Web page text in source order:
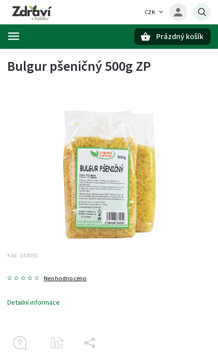
CZK
Prázdný košík
Bulgur pšeničný 500g ZP
Kód: 140091
Neohodnoceno
Detailní informace